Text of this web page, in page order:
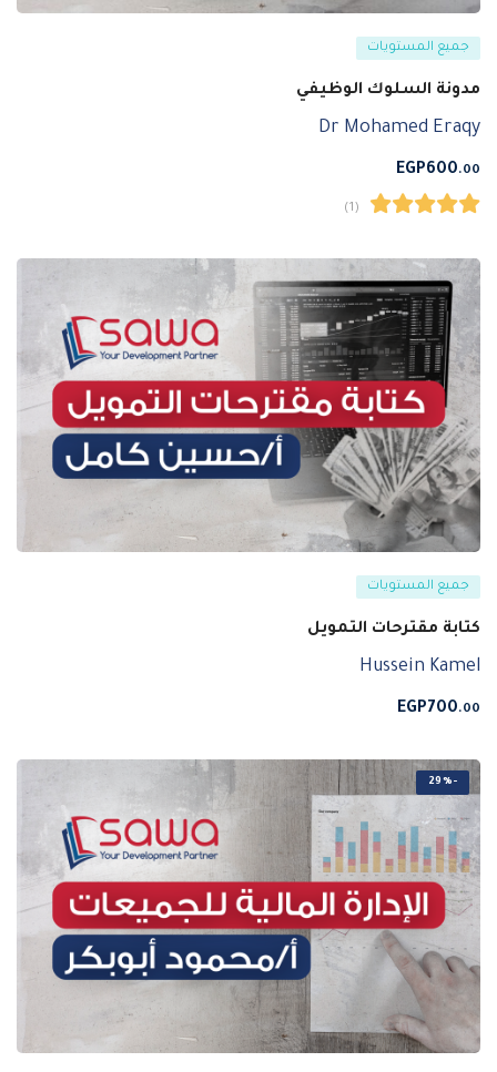
جميع المستويات
مدونة السلوك الوظيفي
Dr Mohamed Eraqy
EGP600.00
(1)
جميع المستويات
كتابة مقترحات التمويل
Hussein Kamel
EGP700.00
-29%